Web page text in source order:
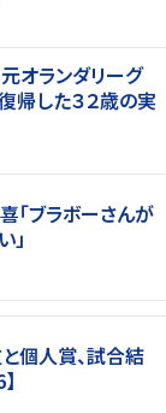
オランダリーグ
した３２歳の実
「ブラボーさんが
」
個人賞、試合結